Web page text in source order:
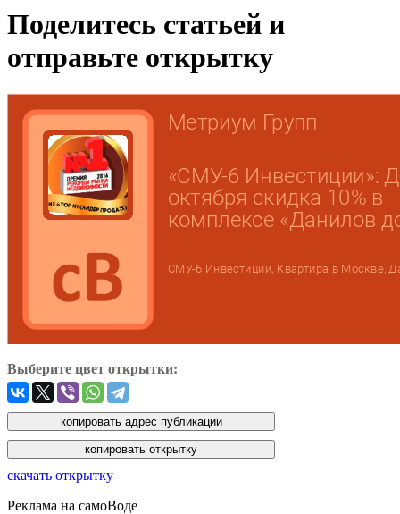
Поделитесь статьей и
отправьте открытку
Выберите цвет открытки:
скачать открытку
Реклама на самоВоде